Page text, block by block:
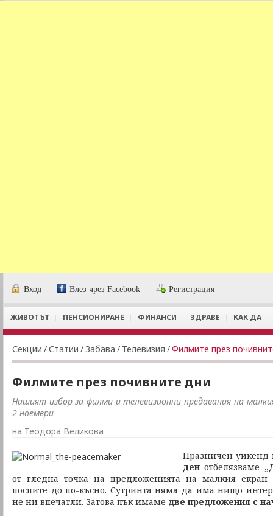
Вход Влез чрез Facebook Регистрация
ЖИВОТЪТ ПЕНСИОНИРАНЕ ФИНАНСИ ЗДРАВЕ КАК ДА
Секции /Статии / Забава / Телевизия /Филмите през
Филмите през почивните дни
Нашият избор за филми и телевизионни предавания на
2 ноември
на Теодора Великова
Празничен
денотбелязваме
от гледна точка на предложенията на малкия
поспите до по-късно. Сутринта няма да има нищо
не ни впечатли. Затова пък имаме две предложения с